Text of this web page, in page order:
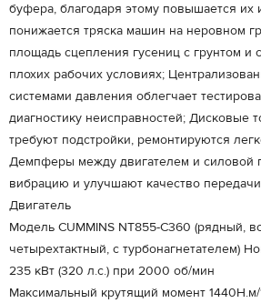
буфера, благодаря этому повышается их
понижается тряска машин на неровном
площадь сцепления гусениц с грунтом и
плохих рабочих условиях;
системами давления облегчает
диагностику неисправностей; Дисковые
требуют подстройки, ремонтируются
Демпферы между двигателем и силовой
вибрацию и улучшают качество передачи
Двигатель
Модель CUMMINS NT855-C360 (рядный,
четырехтактный, с турбонагнетателем)
235 кВт (320 л.с.) при 2000 об/мин
Максимальный крутящий момент